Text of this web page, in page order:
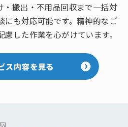
・搬出・不用品回収まで一括対
にも対応可能です。精神的なご
した作業を心がけています。
ス内容を見る